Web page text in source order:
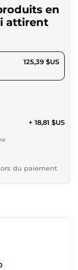
en
attirent
125,39 $US
+ 18,81 $US
du paiement